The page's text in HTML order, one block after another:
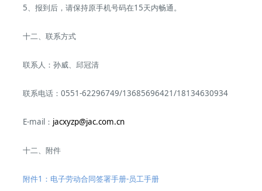
5、报到后，请保持原手机号码在15天内畅通。
十二、联系方式
联系人：孙威、邱冠清
联系电话：0551-62296749/13685696421/18134630934
E-mail： jacxyzp@jac.com.cn
十二、附件
附件1：电子劳动合同签署手册-员工手册